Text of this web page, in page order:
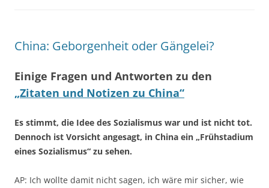
China: Geborgenheit oder Gängelei?
Einige Fragen und Antworten zu den
„Zitaten und Notizen zu China“
Es stimmt, die Idee des Sozialismus war und ist nicht tot.
Dennoch ist Vorsicht angesagt, in China ein „Frühstadium
eines Sozialismus“ zu sehen.
AP: Ich wollte damit nicht sagen, ich wäre mir sicher, wie